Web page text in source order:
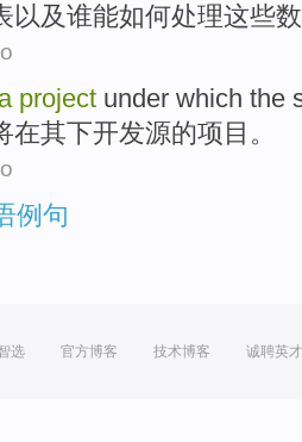
以及谁能如何处理这些
a project under which the
在其下开发源的项目 。
例句
选 官方博客 技术博客 诚聘英才